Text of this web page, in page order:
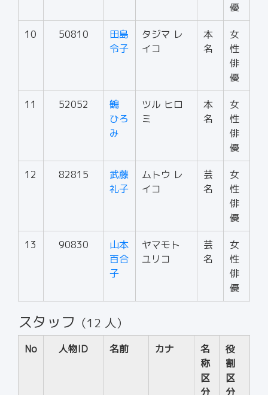
優
10 50810
田島
令子
タジマ レ
イコ
本
名
女
性
俳
優
11 52052
鶴
ひろ
み
ツル ヒロ
ミ
本
名
女
性
俳
優
12 82815
武藤
礼子
ムトウ レ
イコ
芸
名
女
性
俳
優
13 90830
山本
百合
子
ヤマモト
ユリコ
芸
名
女
性
俳
優
スタッフ （12 人）
No 人物ID 名前 カナ
名
称
区
分
役
割
区
分